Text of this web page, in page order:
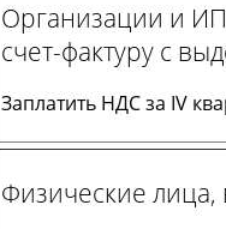
Организации и
счет-фактуру с
Заплатить НДС за IV
Физические